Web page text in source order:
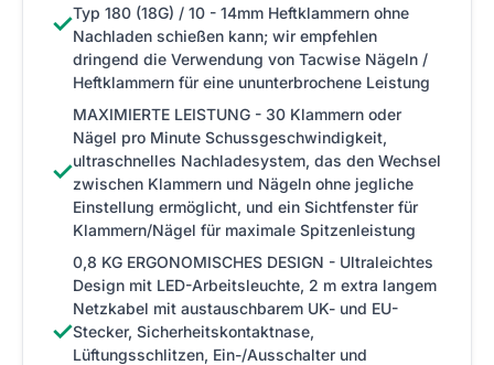
✓Typ 180 (18G) / 10 - 14mm Heftklammern ohne
Nachladen schießen kann; wir empfehlen
dringend die Verwendung von Tacwise Nägeln /
Heftklammern für eine ununterbrochene Leistung
✓
MAXIMIERTE LEISTUNG - 30 Klammern oder
Nägel pro Minute Schussgeschwindigkeit,
ultraschnelles Nachladesystem, das den Wechsel
zwischen Klammern und Nägeln ohne jegliche
Einstellung ermöglicht, und ein Sichtfenster für
Klammern/Nägel für maximale Spitzenleistung
✓
0,8 KG ERGONOMISCHES DESIGN - Ultraleichtes
Design mit LED-Arbeitsleuchte, 2 m extra langem
Netzkabel mit austauschbarem UK- und EU-
Stecker, Sicherheitskontaktnase,
Lüftungsschlitzen, Ein-/Ausschalter und